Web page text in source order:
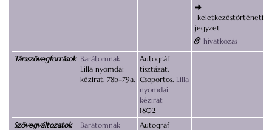
keletkezéstörténeti
jegyzet
hivatkozás
Társszövegforrások Barátomnak
Lilla nyomdai
kézirat, 78b–79a.
Autográf
tisztázat.
Csoportos. Lilla
nyomdai
kézirat
1802
Szövegváltozatok
Barátomnak
Autográf